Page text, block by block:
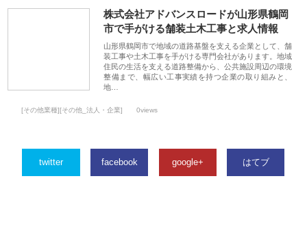
株式会社アドバンスロードが山形県鶴岡
市で手がける舗装土木工事と求人情報
山形県鶴岡市で地域の道路基盤を支える企業として、舗
装工事や土木工事を手がける専門会社があります。地域
住民の生活を支える道路整備から、公共施設周辺の環境
整備まで、幅広い工事実績を持つ企業の取り組みと、
地…
[その他業種][その他_法人・企業] 0views
twitter facebook google+ はてブ